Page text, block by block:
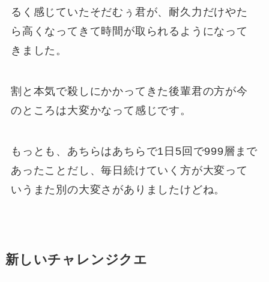
るく感じていたそだむぅ君が、耐久力だけやた
ら高くなってきて時間が取られるようになって
きました。
割と本気で殺しにかかってきた後輩君の方が今
のところは大変かなって感じです。
もっとも、あちらはあちらで1日5回で999層まで
あったことだし、毎日続けていく方が大変って
いうまた別の大変さがありましたけどね。
新しいチャレンジクエ